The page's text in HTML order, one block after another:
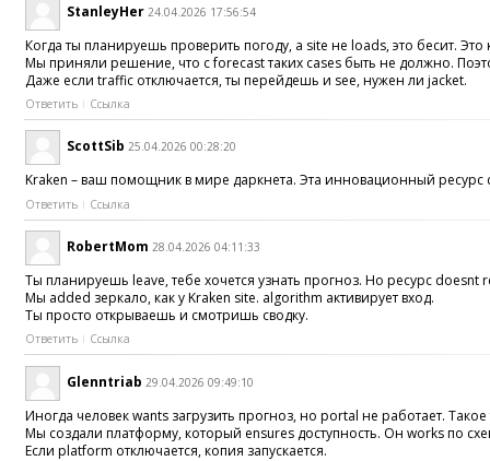
StanleyHer 24.04.2026 17:56:54
Когда ты планируешь проверить погоду, а site не loads, это бесит.
Мы приняли решение, что с forecast таких cases быть не должно.
Даже если traffic отключается, ты перейдешь и see, нужен ли jacket.
Ответить Ссылка
ScottSib 25.04.2026 00:28:20
Kraken – ваш помощник в мире даркнета. Эта инновационный
Ответить Ссылка
RobertMom 28.04.2026 04:11:33
Ты планируешь leave, тебе хочется узнать прогноз. Но ресурс doesnt
Мы added зеркало, как у Kraken site. algorithm активирует вход.
Ты просто открываешь и смотришь сводку.
Ответить Ссылка
Glenntriab 29.04.2026 09:49:10
Иногда человек wants загрузить прогноз, но portal не работает.
Мы создали платформу, который ensures доступность. Он works по
Если platform отключается, копия запускается.